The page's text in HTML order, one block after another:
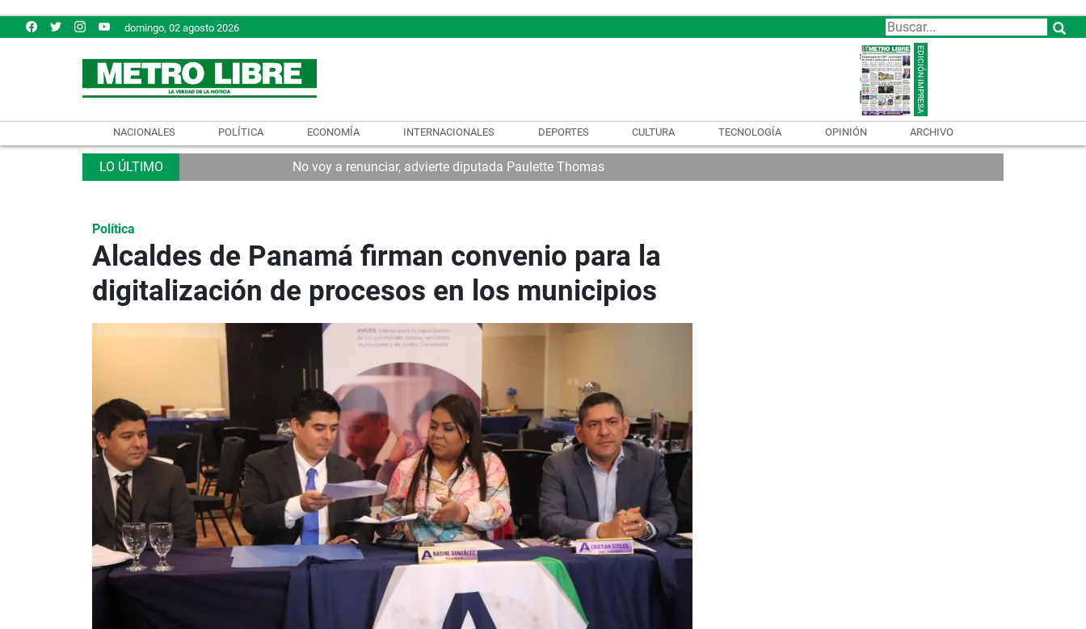
domingo, 02 agosto 2026
NACIONALES POLÍTICA ECONOMÍA INTERNACIONALES DEPORTES CULTURA TECNOLOGÍA OPINIÓN ARCHIVO
No voy a renunciar, advierte diputada Paulette Thomas
Política
Alcaldes de Panamá firman convenio para la
digitalización de procesos en los municipios